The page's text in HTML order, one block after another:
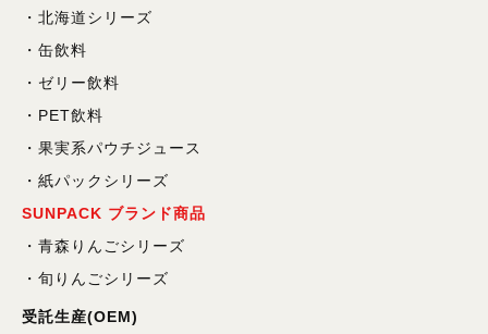
北海道シリーズ
缶飲料
ゼリー飲料
PET飲料
果実系パウチジュース
紙パックシリーズ
SUNPACK ブランド商品
青森りんごシリーズ
旬りんごシリーズ
受託生産(OEM)